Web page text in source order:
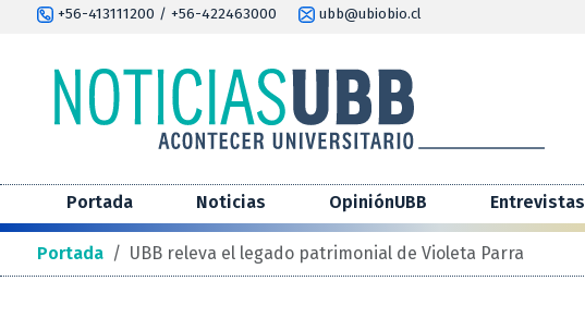
+56-413111200 / +56-422463000 ubb@ubiobio.cl
Portada Noticias OpiniónUBB Entrevistas
Portada / UBB releva el legado patrimonial de Violeta Parra